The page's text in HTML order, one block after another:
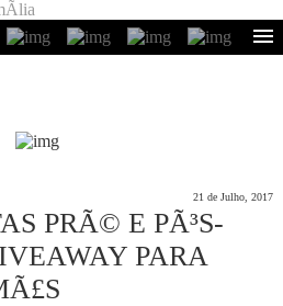
21 de Julho, 2017
PRÃ© E PÃ³S-
PARA